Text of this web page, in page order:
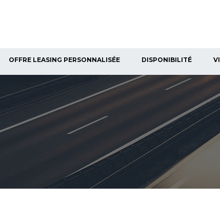
OFFRE LEASING PERSONNALISÉE DISPONIBILITÉ